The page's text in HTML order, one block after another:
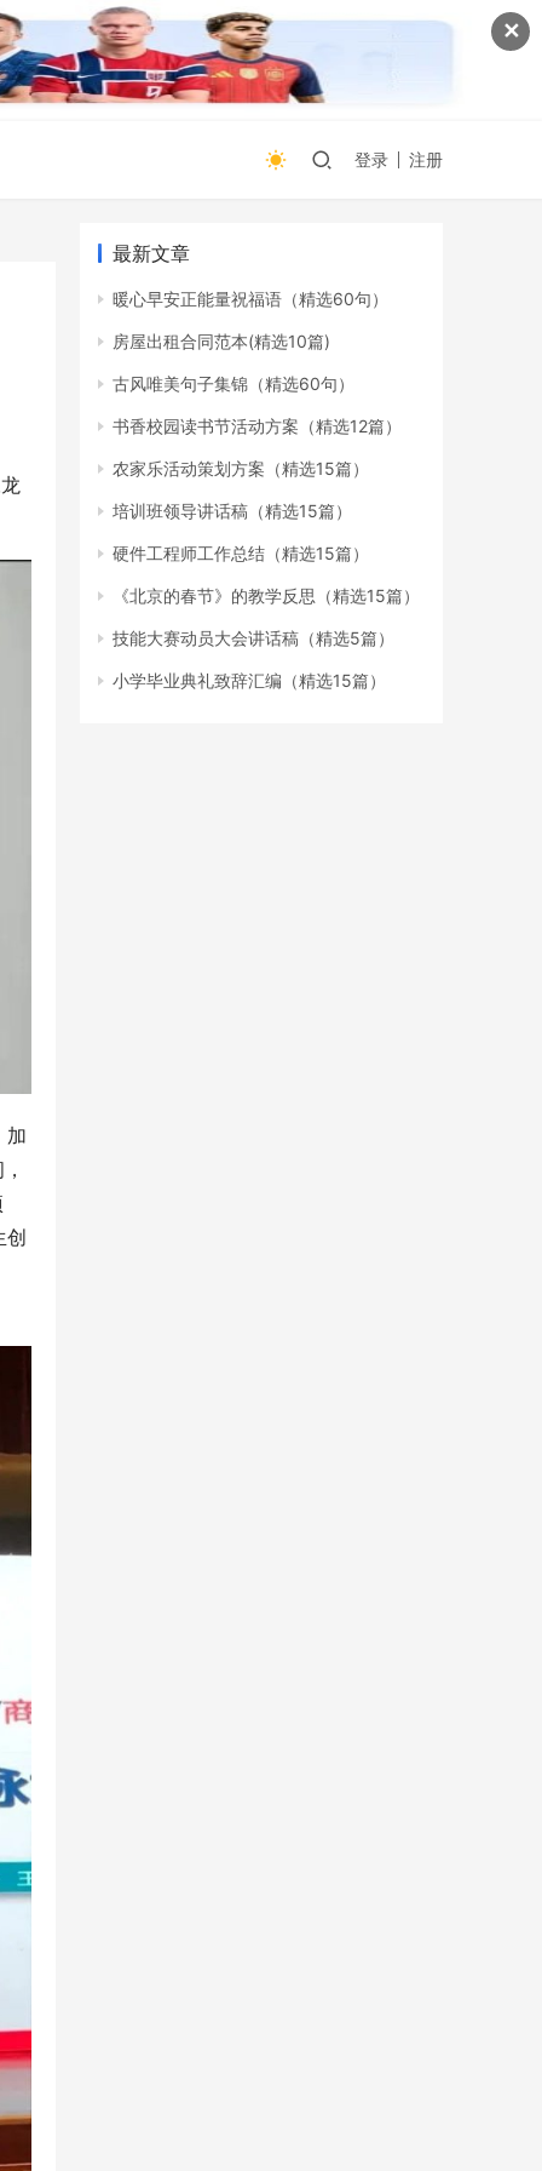
✕
登录 注册
加
创
最新文章
暖心早安正能量祝福语（精选60句）
房屋出租合同范本(精选10篇)
古风唯美句子集锦（精选60句）
书香校园读书节活动方案（精选12篇）
农家乐活动策划方案（精选15篇）
培训班领导讲话稿（精选15篇）
硬件工程师工作总结（精选15篇）
《北京的春节》的教学反思（精选15篇）
技能大赛动员大会讲话稿（精选5篇）
小学毕业典礼致辞汇编（精选15篇）